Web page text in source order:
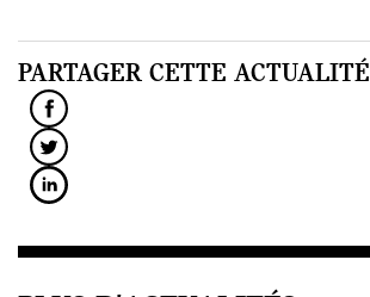
PARTAGER CETTE